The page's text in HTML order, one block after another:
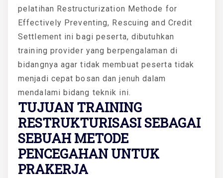
pelatihan Restructurization Methode for
Effectively Preventing, Rescuing and Credit
Settlement ini bagi peserta, dibutuhkan
training provider yang berpengalaman di
bidangnya agar tidak membuat peserta tidak
menjadi cepat bosan dan jenuh dalam
mendalami bidang teknik ini.
TUJUAN TRAINING
RESTRUKTURISASI SEBAGAI
SEBUAH METODE
PENCEGAHAN UNTUK
PRAKERJA